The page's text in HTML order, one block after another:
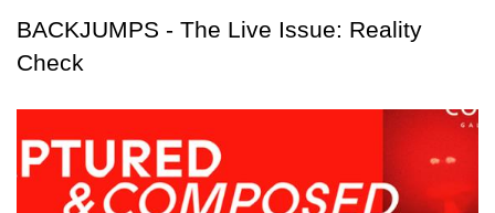
BACKJUMPS - The Live Issue: Reality
Check